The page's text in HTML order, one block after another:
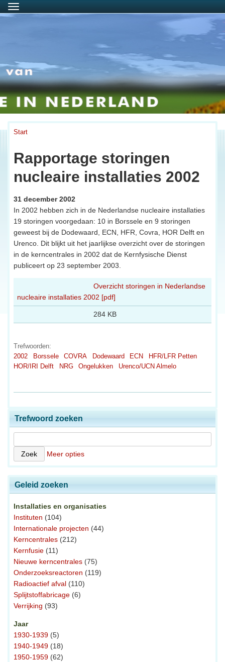
Menu
Start
Rapportage storingen
nucleaire installaties 2002
31 december 2002
In 2002 hebben zich in de Nederlandse nucleaire installaties
19 storingen voorgedaan: 10 in Borssele en 9 storingen
geweest bij de Dodewaard, ECN, HFR, Covra, HOR Delft en
Urenco. Dit blijkt uit het jaarlijkse overzicht over de storingen
in de kerncentrales in 2002 dat de Kernfysische Dienst
publiceert op 23 september 2003.
Overzicht storingen in Nederlandse
nucleaire installaties 2002 [pdf]
284 KB
Trefwoorden:
2002
Borssele COVRA Dodewaard ECN
HFR/LFR Petten
HOR/IRI Delft
NRG Ongelukken Urenco/UCN Almelo
Trefwoord zoeken
Meer opties
Geleid zoeken
Installaties en organisaties
Instituten (104)
Internationale projecten (44)
Kerncentrales (212)
Kernfusie (11)
Nieuwe kerncentrales (75)
Onderzoeksreactoren (119)
Radioactief afval (110)
Splijtstoffabricage (6)
Verrijking (93)
Jaar
1930-1939 (5)
1940-1949 (18)
1950-1959 (62)